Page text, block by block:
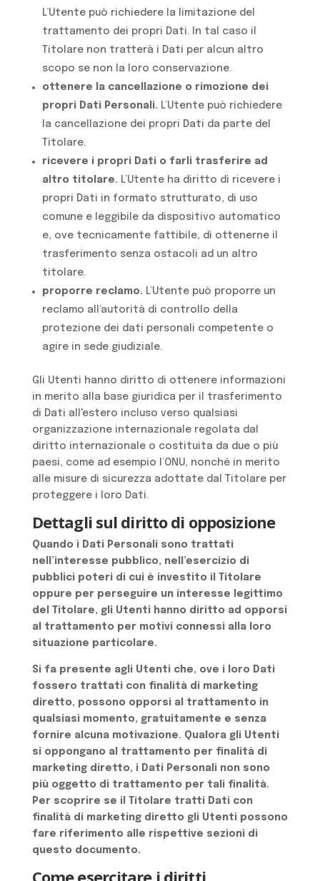
L’Utente può richiedere la limitazione del
trattamento dei propri Dati. In tal caso il
Titolare non tratterà i Dati per alcun altro
scopo se non la loro conservazione.
ottenere la cancellazione o rimozione dei
propri Dati Personali. L’Utente può richiedere
la cancellazione dei propri Dati da parte del
Titolare.
ricevere i propri Dati o farli trasferire ad
altro titolare. L’Utente ha diritto di ricevere i
propri Dati in formato strutturato, di uso
comune e leggibile da dispositivo automatico
e, ove tecnicamente fattibile, di ottenerne il
trasferimento senza ostacoli ad un altro
titolare.
proporre reclamo. L’Utente può proporre un
reclamo all’autorità di controllo della
protezione dei dati personali competente o
agire in sede giudiziale.
Gli Utenti hanno diritto di ottenere informazioni
in merito alla base giuridica per il trasferimento
di Dati all'estero incluso verso qualsiasi
organizzazione internazionale regolata dal
diritto internazionale o costituita da due o più
paesi, come ad esempio l’ONU, nonché in merito
alle misure di sicurezza adottate dal Titolare per
proteggere i loro Dati.
Dettagli sul diritto di opposizione
Quando i Dati Personali sono trattati
nell’interesse pubblico, nell’esercizio di
pubblici poteri di cui è investito il Titolare
oppure per perseguire un interesse legittimo
del Titolare, gli Utenti hanno diritto ad opporsi
al trattamento per motivi connessi alla loro
situazione particolare.
Si fa presente agli Utenti che, ove i loro Dati
fossero trattati con finalità di marketing
diretto, possono opporsi al trattamento in
qualsiasi momento, gratuitamente e senza
fornire alcuna motivazione. Qualora gli Utenti
si oppongano al trattamento per finalità di
marketing diretto, i Dati Personali non sono
più oggetto di trattamento per tali finalità.
Per scoprire se il Titolare tratti Dati con
finalità di marketing diretto gli Utenti possono
fare riferimento alle rispettive sezioni di
questo documento.
Come esercitare i diritti